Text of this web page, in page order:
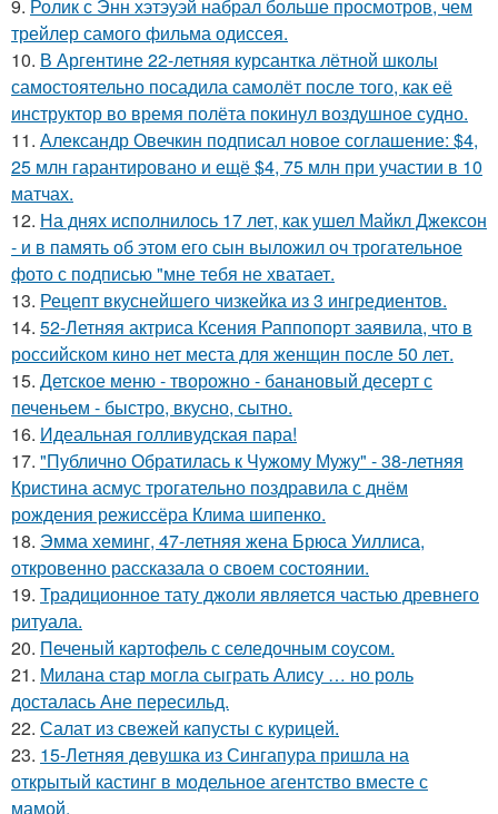
9. Ролик с Энн хэтэуэй набрал больше просмотров, чем
трейлер самого фильма одиссея.
10. В Аргентине 22-летняя курсантка лётной школы
самостоятельно посадила самолёт после того, как её
инструктор во время полёта покинул воздушное судно.
11. Александр Овечкин подписал новое соглашение: $4,
25 млн гарантировано и ещё $4, 75 млн при участии в 10
матчах.
12. На днях исполнилось 17 лет, как ушел Майкл Джексон
- и в память об этом его сын выложил оч трогательное
фото с подписью "мне тебя не хватает.
13. Рецепт вкуснейшего чизкейка из 3 ингредиентов.
14. 52-Летняя актриса Ксения Раппопорт заявила, что в
российском кино нет места для женщин после 50 лет.
15. Детское меню - творожно - банановый десерт с
печеньем - быстро, вкусно, сытно.
16. Идеальная голливудская пара!
17. "Публично Обратилась к Чужому Мужу" - 38-летняя
Кристина асмус трогательно поздравила с днём
рождения режиссёра Клима шипенко.
18. Эмма хеминг, 47-летняя жена Брюса Уиллиса,
откровенно рассказала о своем состоянии.
19. Традиционное тату джоли является частью древнего
ритуала.
20. Печеный картофель с селедочным соусом.
21. Милана стар могла сыграть Алису … но роль
досталась Ане пересильд.
22. Салат из свежей капусты с курицей.
23. 15-Летняя девушка из Сингапура пришла на
открытый кастинг в модельное агентство вместе с
мамой.